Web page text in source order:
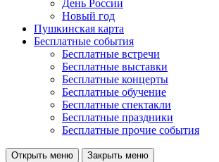
День России
Новый год
Пушкинская карта
Бесплатные события
Бесплатные встречи
Бесплатные выставки
Бесплатные концерты
Бесплатные обучение
Бесплатные спектакли
Бесплатные праздники
Бесплатные прочие события
Открыть меню Закрыть меню